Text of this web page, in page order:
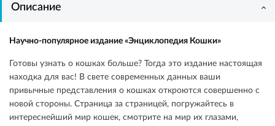
Описание
Научно-популярное издание «Энциклопедия Кошки»
Готовы узнать о кошках больше? Тогда это издание настоящая
находка для вас! В свете современных данных ваши
привычные представления о кошках откроются совершенно с
новой стороны. Страница за страницей, погружайтесь в
интереснейший мир кошек, смотрите на мир их глазами,